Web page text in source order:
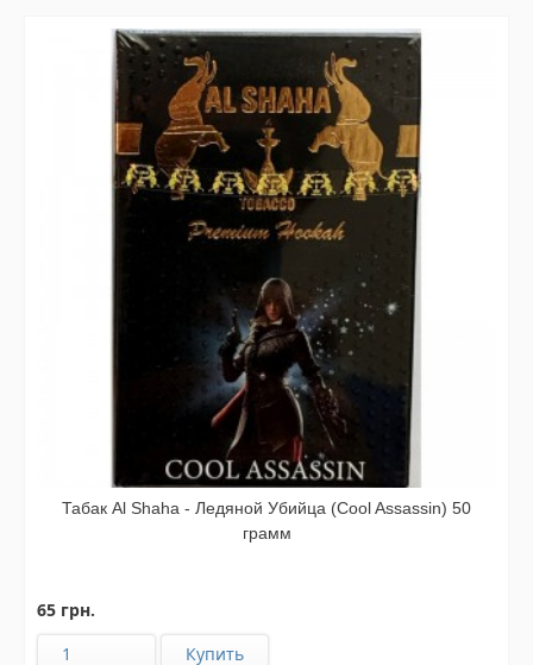
Табак Al Shaha - Ледяной Убийца (Cool Assassin) 50
грамм
65 грн.